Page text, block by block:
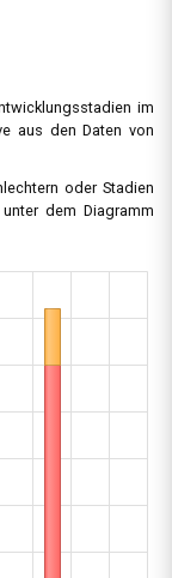
im
aus den Daten von
oder Stadien
dem Diagramm